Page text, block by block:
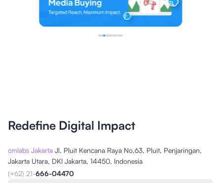
Redefine Digital Impact
cmlabs Jakarta Jl. Pluit Kencana Raya No.63, Pluit, Penjaringan,
Jakarta Utara, DKI Jakarta, 14450, Indonesia
(+62) 21-666-04470